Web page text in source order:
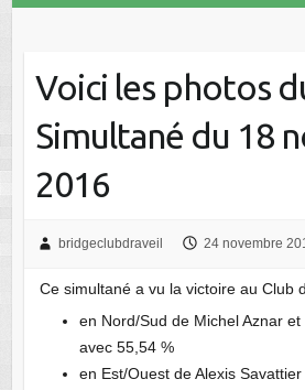
Voici les photos
Simultané du 18
2016
bridgeclubdraveil 24 novembre
Ce simultané a vu la victoire au Club
en Nord/Sud de Michel Aznar et
avec 55,54 %
en Est/Ouest de Alexis